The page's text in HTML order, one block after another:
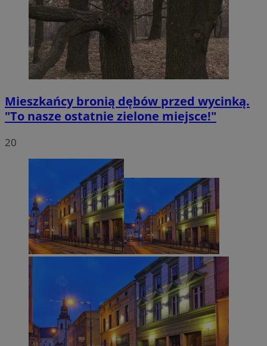
Mieszkańcy bronią dębów przed wycinką.
"To nasze ostatnie zielone miejsce!"
20